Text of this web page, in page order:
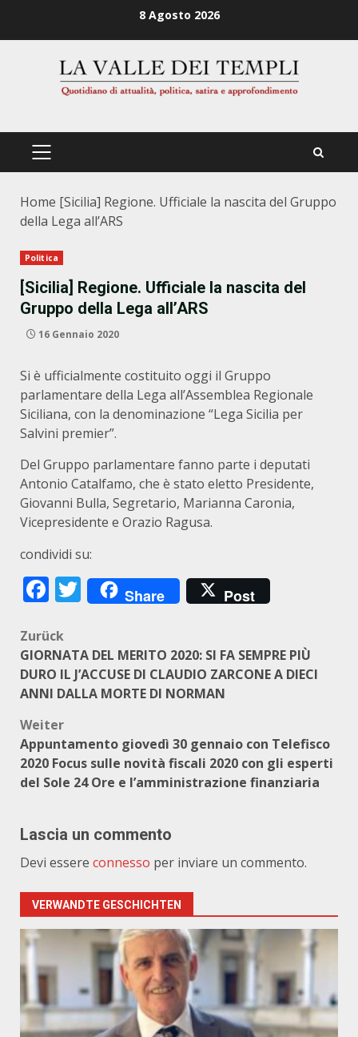
8 Agosto 2026
PRIMÄRES
Home [Sicilia] Regione. Ufficiale la nascita del Gruppo
della Lega all’ARS
Politica
[Sicilia] Regione. Ufficiale la nascita del
Gruppo della Lega all’ARS
16 Gennaio 2020
Si è ufficialmente costituito oggi il Gruppo
parlamentare della Lega all’Assemblea Regionale
Siciliana, con la denominazione “Lega Sicilia per
Salvini premier”.
Del Gruppo parlamentare fanno parte i deputati
Antonio Catalfamo, che è stato eletto Presidente,
Giovanni Bulla, Segretario, Marianna Caronia,
Vicepresidente e Orazio Ragusa.
condividi su:
Facebook
Twitter
Share Post
Beitragsnavigation
Zurück
GIORNATA DEL MERITO 2020: SI FA SEMPRE PIÙ
DURO IL J’ACCUSE DI CLAUDIO ZARCONE A DIECI
ANNI DALLA MORTE DI NORMAN
Weiter
Appuntamento giovedì 30 gennaio con Telefisco
2020 Focus sulle novità fiscali 2020 con gli esperti
del Sole 24 Ore e l’amministrazione finanziaria
Lascia un commento
Devi essere connesso per inviare un commento.
VERWANDTE GESCHICHTEN